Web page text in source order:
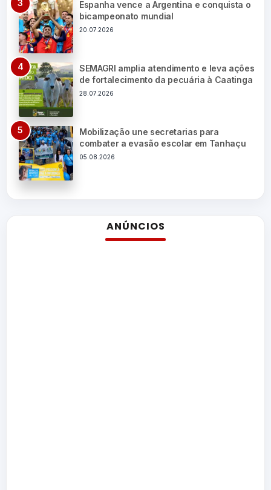
Espanha vence a Argentina e conquista o
bicampeonato mundial
20.07.2026
SEMAGRI amplia atendimento e leva ações
de fortalecimento da pecuária à Caatinga
28.07.2026
Mobilização une secretarias para
combater a evasão escolar em Tanhaçu
05.08.2026
ANÚNCIOS